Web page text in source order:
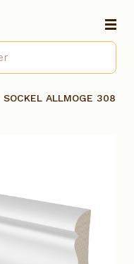
SOCKEL ALLMOGE 308